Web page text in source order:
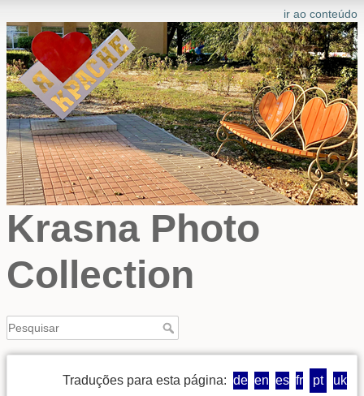
ir ao conteúdo
Krasna Photo
Collection
Traduções para esta página: de en es fr pt
uk